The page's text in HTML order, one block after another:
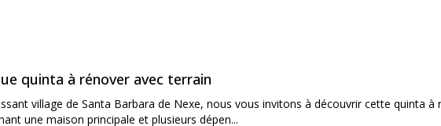
quinta à rénover avec terrain
village de Santa Barbara de Nexe, nous vous invitons à découvrir cette quinta
une maison principale et plusieurs dépen...